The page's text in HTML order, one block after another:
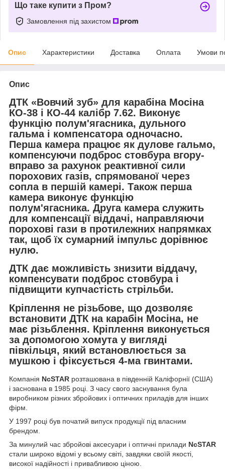
Що таке купити з Пром?
Замовлення під захистом
Опис Характеристики Доставка Оплата Умови
Опис
ДТК «Вовчий зуб» для карабіна Мосіна
КО-38 і КО-44 калібр 7.62. Виконує
функцію полум'ягасника, дульного
гальма і компенсатора одночасно.
Перша камера працює як дулове гальмо,
компенсуючи подброс стовбура вгору-
вправо за рахунок реактивної сили
порохових газів, спрямованої через
сопла в першій камері. Також перша
камера виконує функцію
полум'ягасника. Друга камера служить
для компенсації віддачі, направляючи
порохові гази в протилежних напрямках
так, щоб їх сумарний імпульс дорівнює
нулю.
ДТК дає можливість знизити віддачу,
компенсувати подброс стовбура і
підвищити купчастість стрільби.
Кріплення не різьбове, що дозволяє
встановити ДТК на карабін Мосіна, не
має різьблення. Кріплення виконується
за допомогою хомута у вигляді
півкільця, який встановлюється за
мушкою і фіксується 4-ма гвинтами.
Компанія NcSTAR розташована в південній Каліфорнії (США)
і заснована в 1985 році. З часу свого заснування була
виробником різних збройових і оптичних приладів для інших
фірм.
У 1997 році був початий випуск продукції під власним
брендом.
За минулий час збройові аксесуари і оптичні прилади NcSTAR
стали широко відомі у всьому світі, завдяки своїй якості,
високої надійності і привабливою ціною.